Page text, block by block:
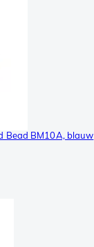
Bead BM10A, blauw